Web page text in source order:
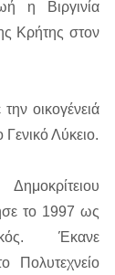
η Βιργινία
Κρήτης στον
οικογένειά
Λύκειο.
το 1997 ως
Έκανε
Πολυτεχνείο